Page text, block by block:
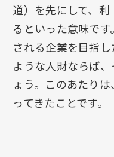
道）を先にして、
るといった意味で
される企業を目指
ような人財ならば
ょう。このあたり
ってきたことです。